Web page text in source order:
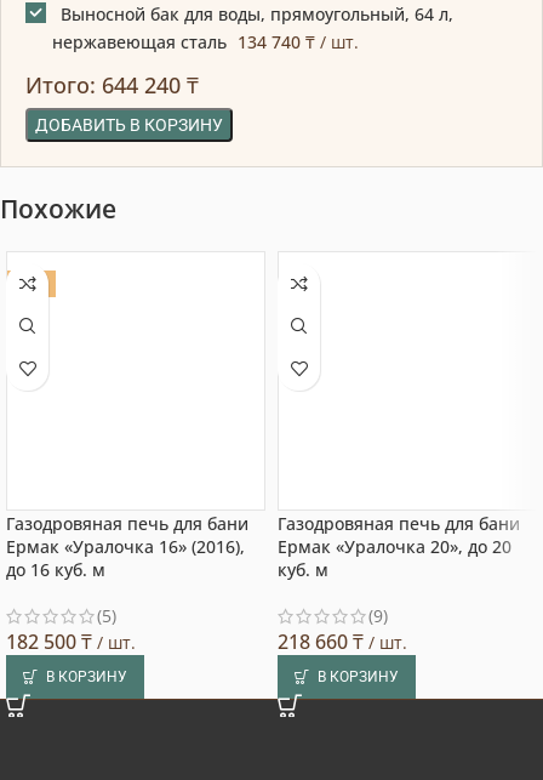
Выносной бак для воды, прямоугольный, 64 л,
нержавеющая сталь 134 740 ₸ / шт.
644 240 ₸
ДОБАВИТЬ В КОРЗИНУ
Похожие
ХИТ
Газодровяная печь для бани
Ермак «Уралочка 16» (2016),
до 16 куб. м
(5)
182 500₸ / шт.
В КОРЗИНУ
Газодровяная печь для бани
Ермак «Уралочка 20», до 20
куб. м
(9)
218 660₸ / шт.
В КОРЗИНУ